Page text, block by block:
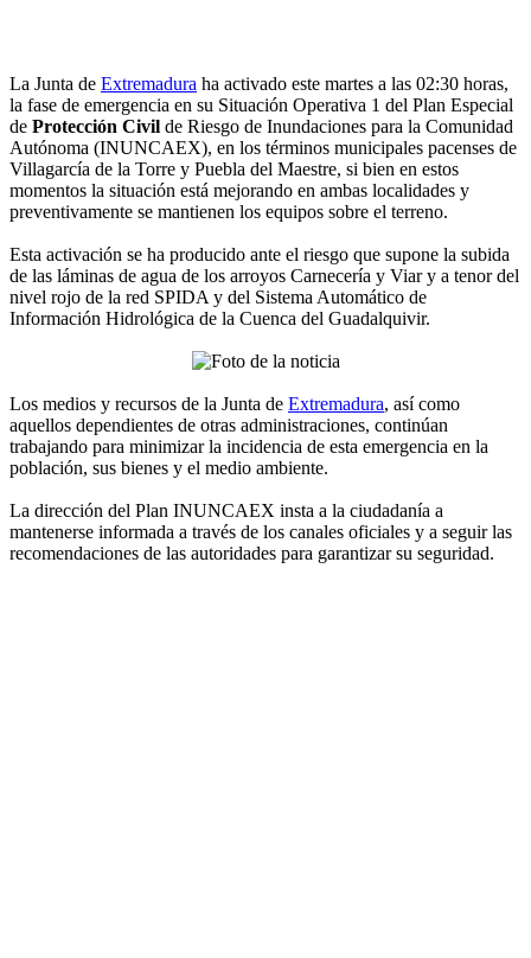
La Junta de Extremadura ha activado este martes a las 02:30 horas,
la fase de emergencia en su Situación Operativa 1 del Plan Especial
de Protección Civil de Riesgo de Inundaciones para la Comunidad
Autónoma (INUNCAEX), en los términos municipales pacenses de
Villagarcía de la Torre y Puebla del Maestre, si bien en estos
momentos la situación está mejorando en ambas localidades y
preventivamente se mantienen los equipos sobre el terreno.
Esta activación se ha producido ante el riesgo que supone la subida
de las láminas de agua de los arroyos Carnecería y Viar y a tenor del
nivel rojo de la red SPIDA y del Sistema Automático de
Información Hidrológica de la Cuenca del Guadalquivir.
Los medios y recursos de la Junta de Extremadura, así como
aquellos dependientes de otras administraciones, continúan
trabajando para minimizar la incidencia de esta emergencia en la
población, sus bienes y el medio ambiente.
La dirección del Plan INUNCAEX insta a la ciudadanía a
mantenerse informada a través de los canales oficiales y a seguir las
recomendaciones de las autoridades para garantizar su seguridad.